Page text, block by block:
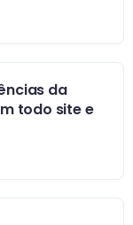
da
todo site e